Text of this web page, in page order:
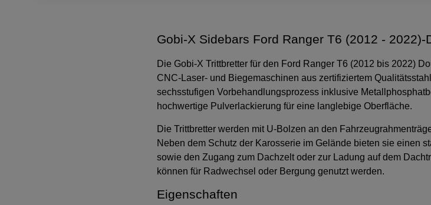
Gobi-X Sidebars Ford Ranger T6 (2012 - 2022)-
Die Gobi-X Trittbretter für den Ford Ranger T6 (2012 bis 2022)
CNC-Laser- und Biegemaschinen aus zertifiziertem
sechsstufigen Vorbehandlungsprozess inklusive
hochwertige Pulverlackierung für eine langlebige Oberfläche.
Die Trittbretter werden mit U-Bolzen an den
Neben dem Schutz der Karosserie im Gelände bieten sie einen
sowie den Zugang zum Dachzelt oder zur Ladung auf dem
können für Radwechsel oder Bergung genutzt werden.
Eigenschaften